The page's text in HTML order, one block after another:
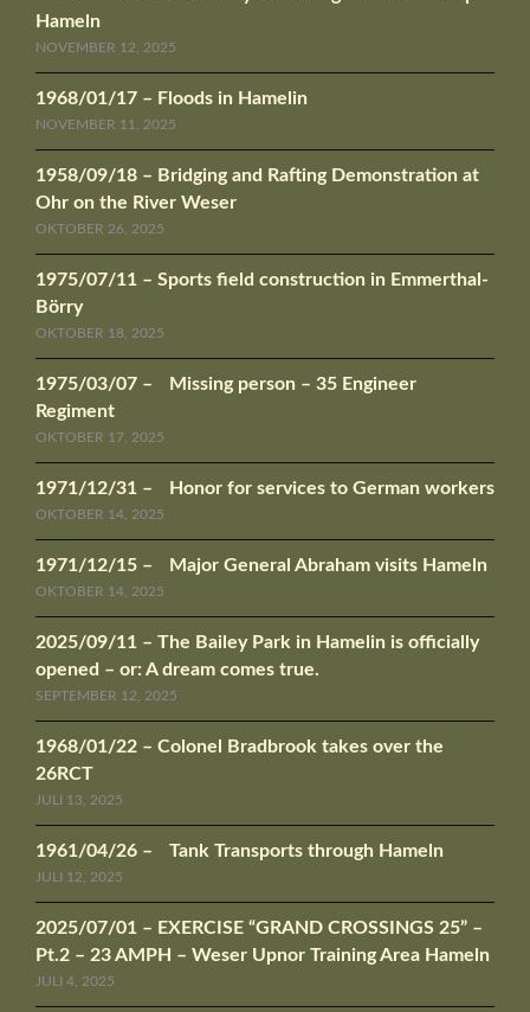
Hameln
NOVEMBER 12, 2025
1968/01/17 – Floods in Hamelin
NOVEMBER 11, 2025
1958/09/18 – Bridging and Rafting Demonstration at
Ohr on the River Weser
OKTOBER 26, 2025
1975/07/11 – Sports field construction in Emmerthal-
Börry
OKTOBER 18, 2025
1975/03/07 – Missing person – 35 Engineer
Regiment
OKTOBER 17, 2025
1971/12/31 – Honor for services to German workers
OKTOBER 14, 2025
1971/12/15 – Major General Abraham visits Hameln
OKTOBER 14, 2025
2025/09/11 – The Bailey Park in Hamelin is officially
opened – or: A dream comes true.
SEPTEMBER 12, 2025
1968/01/22 – Colonel Bradbrook takes over the
26RCT
JULI 13, 2025
1961/04/26 – Tank Transports through Hameln
JULI 12, 2025
2025/07/01 – EXERCISE “GRAND CROSSINGS 25” –
Pt.2 – 23 AMPH – Weser Upnor Training Area Hameln
JULI 4, 2025